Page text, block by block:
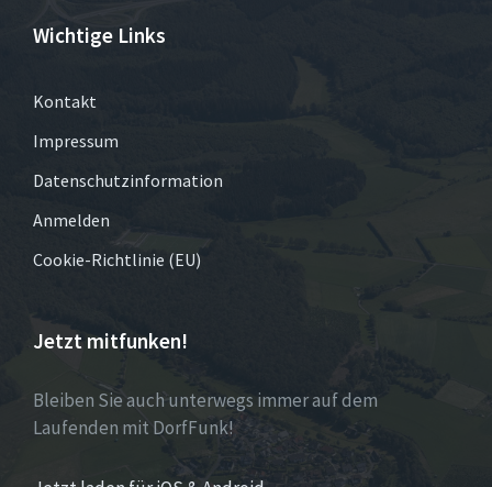
Wichtige Links
Kontakt
Impressum
Datenschutzinformation
Anmelden
Cookie-Richtlinie (EU)
Jetzt mitfunken!
Bleiben Sie auch unterwegs immer auf dem
Laufenden mit DorfFunk!